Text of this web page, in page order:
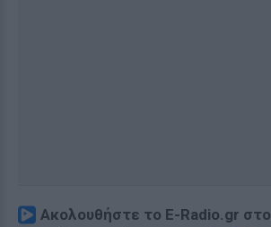
Ακολουθήστε το E-Radio.gr στο